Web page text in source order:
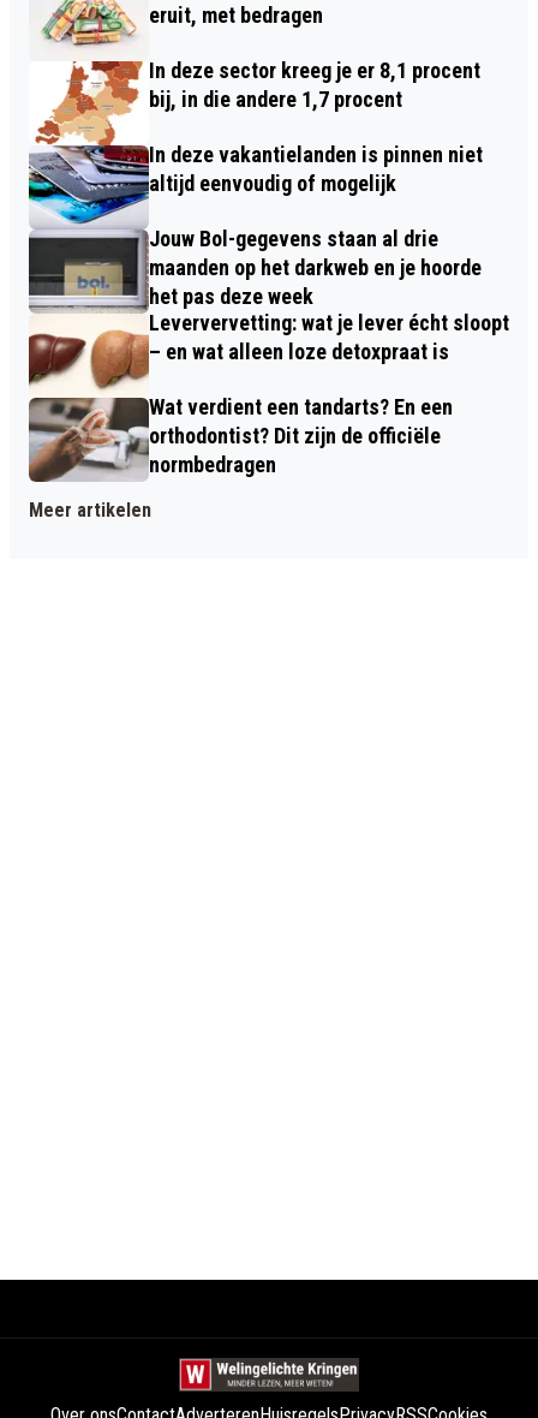
eruit, met bedragen
In deze sector kreeg je er 8,1 procent
bij, in die andere 1,7 procent
In deze vakantielanden is pinnen niet
altijd eenvoudig of mogelijk
Jouw Bol-gegevens staan al drie
maanden op het darkweb en je hoorde
het pas deze week
Leververvetting: wat je lever écht sloopt
– en wat alleen loze detoxpraat is
Wat verdient een tandarts? En een
orthodontist? Dit zijn de officiële
normbedragen
Meer artikelen